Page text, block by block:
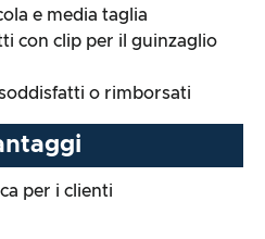
e media taglia
con clip per il guinzaglio
o rimborsati
per i clienti